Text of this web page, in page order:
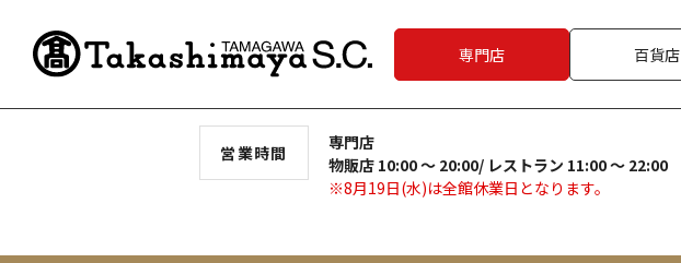
専門店 百貨店
営業時間
専門店
物販店 10:00 ～ 20:00/ レストラン 11:00 ～ 22:00
※8月19日(水)は全館休業日となります。